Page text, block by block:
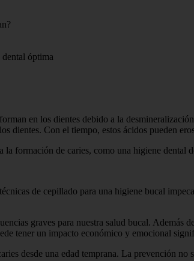
dental óptima
en los dientes debido a la
dientes. Con el tiempo, estos ácidos pueden
formación de caries, como una higiene
de cepillado para una higiene bucal
graves para nuestra salud bucal.
tener un impacto económico y emocional
desde una edad temprana. La prevención